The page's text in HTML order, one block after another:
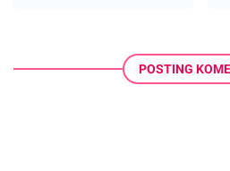
POSTING